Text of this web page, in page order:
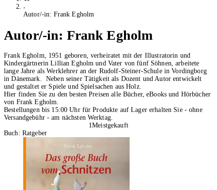
Autor/-in: Frank Egholm
Autor/-in: Frank Egholm
Frank Egholm, 1951 geboren, verheiratet mit der Illustratorin und
Kindergärtnerin Lillian Egholm und Vater von fünf Söhnen, arbeitete
lange Jahre als Werklehrer an der Rudolf-Steiner-Schule in Vordingborg
in Dänemark. Neben seiner Tätigkeit als Dozent und Autor entwickelt
und gestaltet er Spiele und Spielsachen aus Holz.
Hier finden Sie zu den besten Preisen alle Bücher, eBooks und Hörbücher
von Frank Egholm.
Bestellungen bis 15:00 Uhr für Produkte auf Lager erhalten Sie - ohne
Versandgebühr - am nächsten Werktag.
1Meistgekauft
Buch: Ratgeber